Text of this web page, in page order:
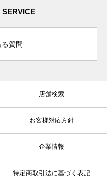
SERVICE
る質問
店舗検索
お客様対応方針
企業情報
特定商取引法に基づく表記